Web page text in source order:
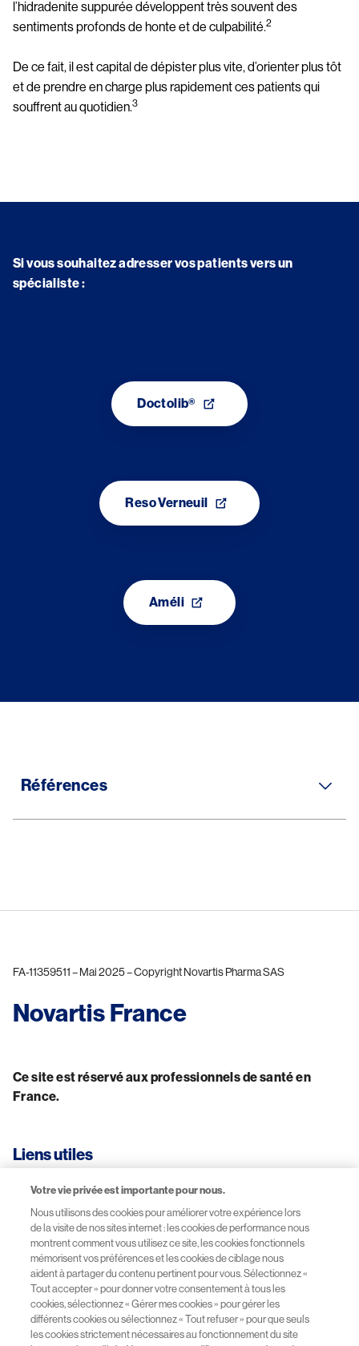
l’hidradenite suppurée développent très souvent des
sentiments profonds de honte et de culpabilité.2
De ce fait, il est capital de dépister plus vite, d’orienter plus tôt
et de prendre en charge plus rapidement ces patients qui
souffrent au quotidien.3
Si vous souhaitez adresser vos patients vers un
spécialiste :
Doctolib®
Reso Verneuil
Améli
Références
FA-11359511 – Mai 2025 – Copyright Novartis Pharma SAS
Novartis France
Ce site est réservé aux professionnels de santé en
France.
Liens utiles
Données personnelles
Site Novartis France
Sitemap
Votre vie privée est importante pour nous.
Nous utilisons des cookies pour améliorer votre expérience lors
de la visite de nos sites internet : les cookies de performance nous
montrent comment vous utilisez ce site, les cookies fonctionnels
mémorisent vos préférences et les cookies de ciblage nous
aident à partager du contenu pertinent pour vous. Sélectionnez «
Tout accepter » pour donner votre consentement à tous les
cookies, sélectionnez « Gérer mes cookies » pour gérer les
différents cookies ou sélectionnez « Tout refuser » pour que seuls
les cookies strictement nécessaires au fonctionnement du site